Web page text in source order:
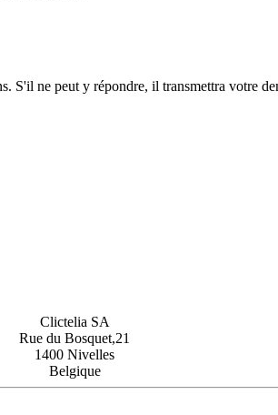
S'il ne peut y répondre, il transmettra votre
Clictelia SA
Rue du Bosquet,21
1400 Nivelles
Belgique